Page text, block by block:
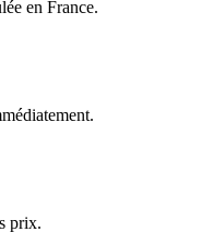
en France.
prix.